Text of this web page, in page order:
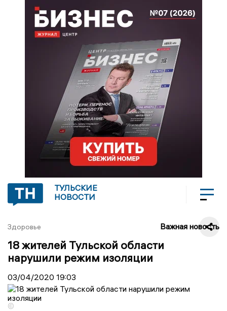
ТУЛЬСКИЕ
НОВОСТИ
Здоровье Важная новость
18 жителей Тульской области
нарушили режим изоляции
03/04/2020 19:03
©